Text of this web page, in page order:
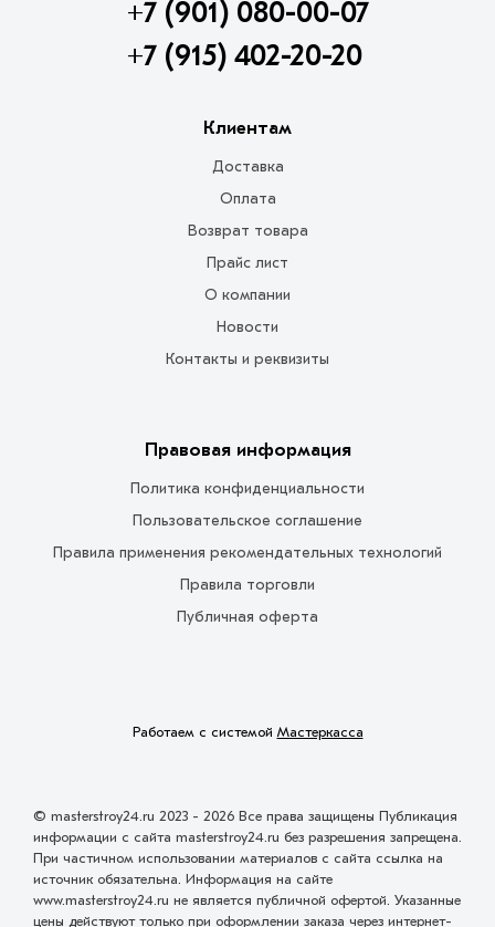
+7 (901) 080-00-07
+7 (915) 402-20-20
Клиентам
Доставка
Оплата
Возврат товара
Прайс лист
О компании
Новости
Контакты и реквизиты
Правовая информация
Политика конфиденциальности
Пользовательское соглашение
Правила применения рекомендательных технологий
Правила торговли
Публичная оферта
Работаем с системой Мастеркасса
© masterstroy24.ru 2023 - 2026 Все права защищены Публикация
информации с сайта masterstroy24.ru без разрешения запрещена.
При частичном использовании материалов с сайта ссылка на
источник обязательна. Информация на сайте
www.masterstroy24.ru не является публичной офертой. Указанные
цены действуют только при оформлении заказа через интернет-